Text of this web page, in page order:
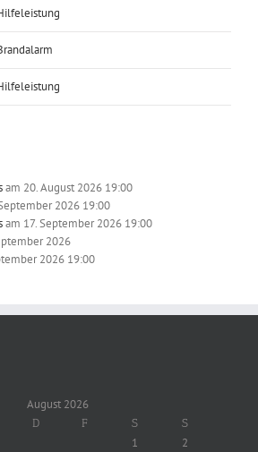
am 20. August 2026 19:00
2026 19:00
am 17. September 2026 19:00
2026
2026 19:00
August 2026
D F S S
1
2